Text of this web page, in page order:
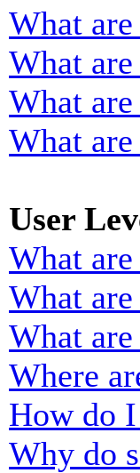
What are
What
What
What
User
What
What
What are
Where
How do I
Why do